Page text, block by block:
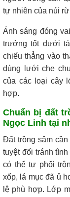
tự nhiên của núi
Ánh sáng đóng
trưởng tốt dưới
chiếu thẳng vào
dùng lưới che
của các loại cây
hợp.
Chuẩn bị đất
Ngọc Linh tại
Đất trồng sâm
tuyệt đối tránh
có thể tự phối
xốp, lá mục đã ủ
lệ phù hợp. Lớp